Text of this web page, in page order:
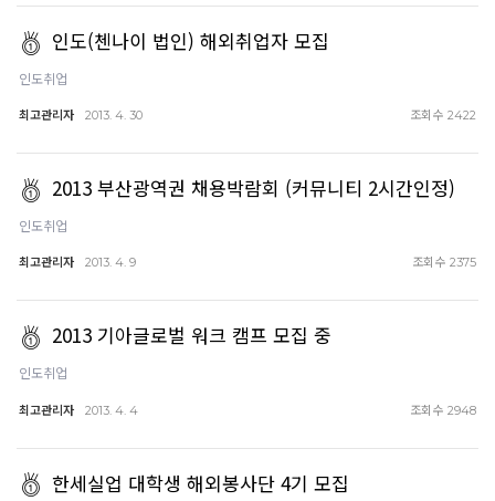
인도(첸나이 법인) 해외취업자 모집
인도취업
최고관리자 2013. 4. 30 조회수 2422
2013 부산광역권 채용박람회 (커뮤니티 2시간인정)
인도취업
최고관리자 2013. 4. 9 조회수 2375
2013 기아글로벌 워크 캠프 모집 중
인도취업
최고관리자 2013. 4. 4 조회수 2948
한세실업 대학생 해외봉사단 4기 모집